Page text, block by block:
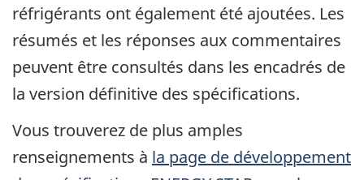
réfrigérants ont également été ajoutées. Les
résumés et les réponses aux commentaires
peuvent être consultés dans les encadrés de
la version définitive des spécifications.
Vous trouverez de plus amples
renseignements à la page de développement